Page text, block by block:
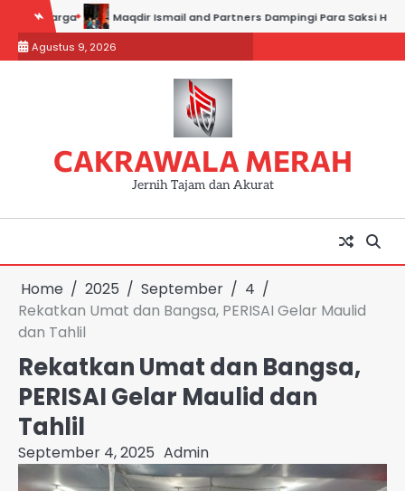
content
Maqdir Ismail and Partners Dampingi Para Saksi Hadiri
Agustus 9, 2026
CAKRAWALA MERAH
Jernih Tajam dan Akurat
Home 2025 September
4
Rekatkan Umat dan Bangsa, PERISAI Gelar Maulid
dan Tahlil
Rekatkan Umat dan Bangsa,
PERISAI Gelar Maulid dan
Tahlil
September 4, 2025 Admin